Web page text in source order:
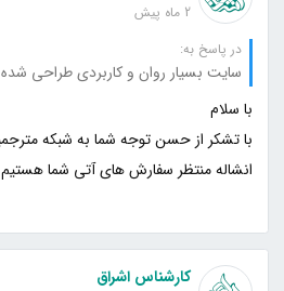
2 ماه پیش
در پاسخ به:
انشاله منتظر سفارش های آتی شما هستیم
کارشناس اشراق